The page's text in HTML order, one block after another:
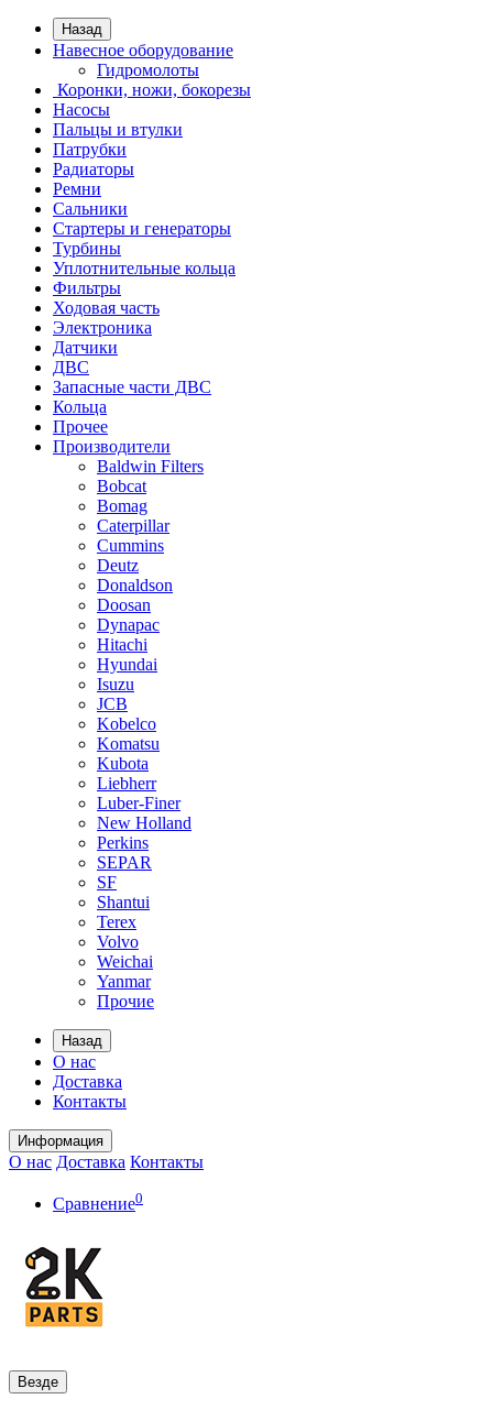
Назад
Навесное оборудование
Гидромолоты
Коронки, ножи, бокорезы
Насосы
Пальцы и втулки
Патрубки
Радиаторы
Ремни
Сальники
Стартеры и генераторы
Турбины
Уплотнительные кольца
Фильтры
Ходовая часть
Электроника
Датчики
ДВС
Запасные части ДВС
Кольца
Прочее
Производители
Baldwin Filters
Bobcat
Bomag
Caterpillar
Cummins
Deutz
Donaldson
Doosan
Dynapac
Hitachi
Hyundai
Isuzu
JCB
Kobelco
Komatsu
Kubota
Liebherr
Luber-Finer
New Holland
Perkins
SEPAR
SF
Shantui
Terex
Volvo
Weichai
Yanmar
Прочие
Назад
О нас
Доставка
Контакты
Информация
О нас Доставка Контакты
Сравнение0
Везде